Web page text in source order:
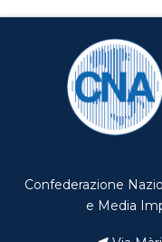
Confederazione
e Media